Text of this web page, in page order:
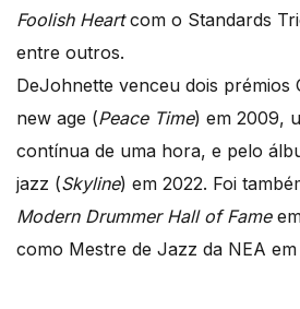
Foolish Heartcom o Standards
entre outros.
DeJohnette venceu dois prémios
new age (Peace Time) em 2009,
contínua de uma hora, e pelo
jazz (Skyline) em 2022. Foi
Modern Drummer Hall of Fame
como Mestre de Jazz da NEA em